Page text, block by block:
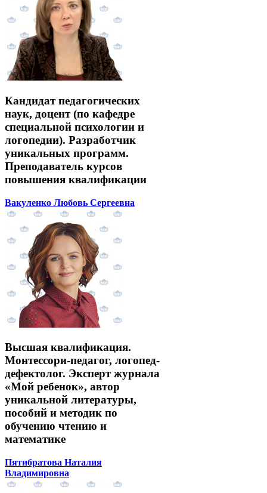
Кандидат педагогических
наук, доцент (по кафедре
специальной психологии и
логопедии). Разработчик
уникальных программ.
Преподаватель курсов
повышения квалификации
Вакуленко Любовь Сергеевна
Высшая квалификация.
Монтессори-педагог, логопед-
дефектолог. Эксперт журнала
«Мой ребенок», автор
уникальной литературы,
пособий и методик по
обучению чтению и
математике
Пятибратова Наталия
Владимировна